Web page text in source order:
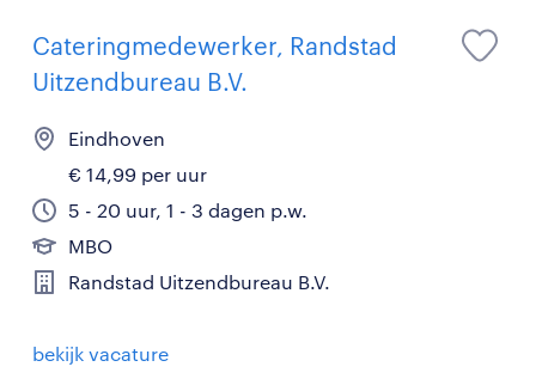
Cateringmedewerker, Randstad
Uitzendbureau B.V.
Eindhoven
€ 14,99 per uur
5 - 20 uur, 1 - 3 dagen p.w.
MBO
Randstad Uitzendbureau B.V.
bekijk vacature